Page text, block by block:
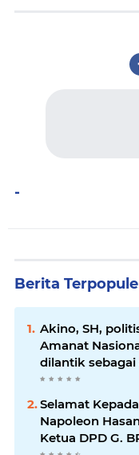
-
Berita
Akino, SH,
Amanat
dilantik
Selamat
Napoleon